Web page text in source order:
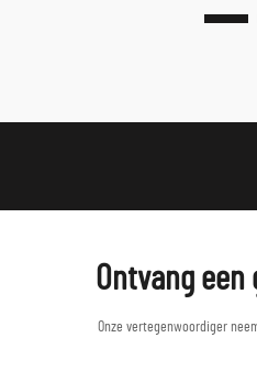
werkkleding fungeert als
Ontvang
Onze vertegenwoordiger